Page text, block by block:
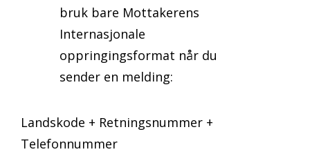
bruk bare Mottakerens
Internasjonale
oppringingsformat når du
sender en melding:
Landskode + Retningsnummer +
Telefonnummer